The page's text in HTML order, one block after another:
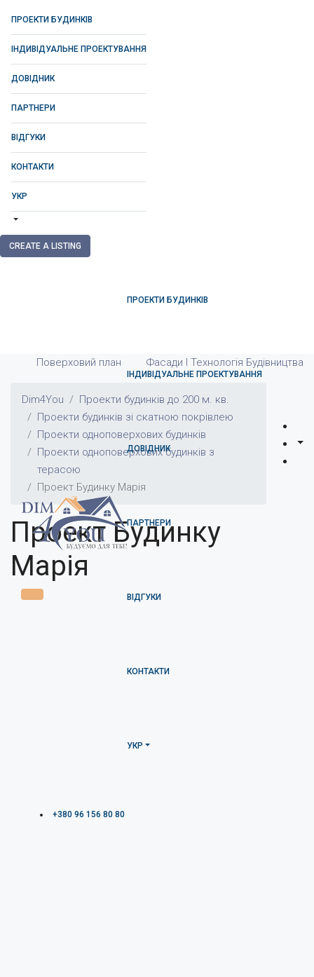
ПРОЕКТИ БУДИНКІВ
ІНДИВІДУАЛЬНЕ ПРОЕКТУВАННЯ
ДОВІДНИК
ПАРТНЕРИ
ВІДГУКИ
КОНТАКТИ
УКР
CREATE A LISTING
ПРОЕКТИ БУДИНКІВ
ІНДИВІДУАЛЬНЕ ПРОЕКТУВАННЯ
ДОВІДНИК
ПАРТНЕРИ
ВІДГУКИ
КОНТАКТИ
УКР
+380 96 156 80 80
Поверховий план Фасади І Технологія Будівництва
Dim4You
Проекти будинків до 200 м. кв.
Проекти будинків зі скатною покрівлею
Проекти одноповерхових будинків
Проекти одноповерхових будинків з
терасою
Проект Будинку Марія
Проект Будинку
Марія